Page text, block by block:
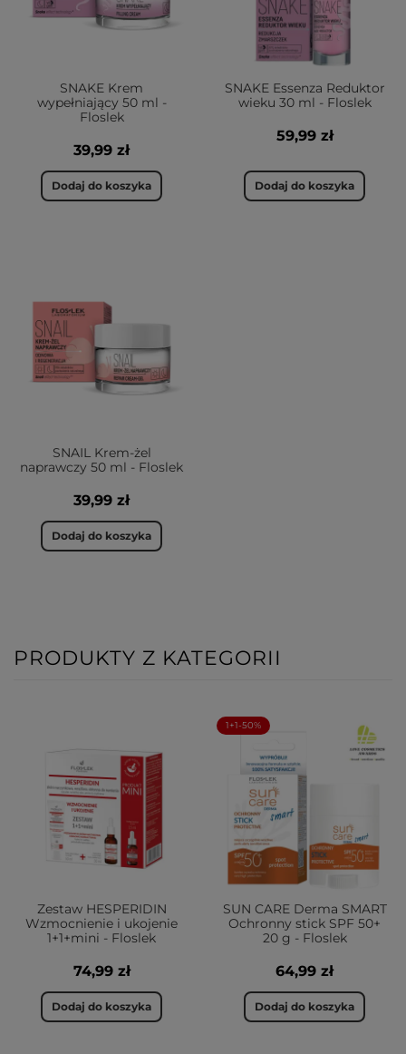
SNAKE Krem
wypełniający 50 ml -
Floslek
39,99 zł
Dodaj do koszyka
SNAKE Essenza Reduktor
wieku 30 ml - Floslek
59,99 zł
Dodaj do koszyka
SNAIL Krem-żel
naprawczy 50 ml - Floslek
39,99 zł
Dodaj do koszyka
PRODUKTY Z KATEGORII
Zestaw HESPERIDIN
Wzmocnienie i ukojenie
1+1+mini - Floslek
74,99 zł
Dodaj do koszyka
1+1-50%
SUN CARE Derma SMART
Ochronny stick SPF 50+
20 g - Floslek
64,99 zł
Dodaj do koszyka